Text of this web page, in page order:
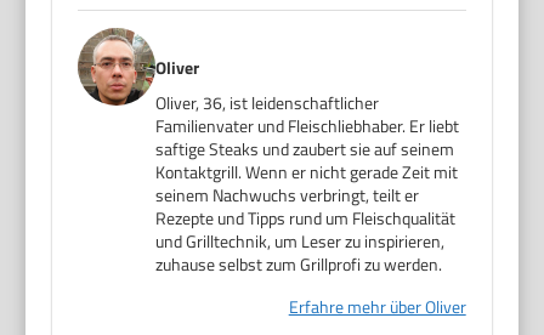
Oliver
Oliver, 36, ist leidenschaftlicher
Familienvater und Fleischliebhaber. Er liebt
saftige Steaks und zaubert sie auf seinem
Kontaktgrill. Wenn er nicht gerade Zeit mit
seinem Nachwuchs verbringt, teilt er
Rezepte und Tipps rund um Fleischqualität
und Grilltechnik, um Leser zu inspirieren,
zuhause selbst zum Grillprofi zu werden.
Erfahre mehr über Oliver